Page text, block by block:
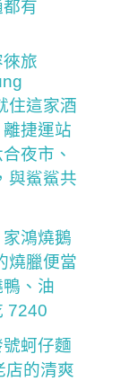
有
徠旅
住這家酒
捷運站
夜市、
與鯊鯊共
家鴻燒鵝
燒臘便當
、油
7240
號蚵仔麵
店的清爽